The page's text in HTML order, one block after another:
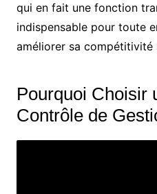
qui en fait une fonction
indispensable pour toute
améliorer sa compétitivité
Pourquoi Choisir
Contrôle de